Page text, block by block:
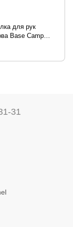
для рук
Base Camp
Warmer (2 шт.)
31